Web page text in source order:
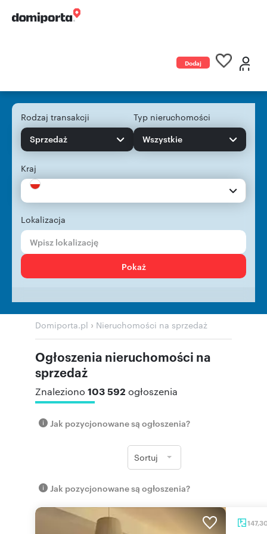
Dodaj
Rodzaj transakcji
Sprzedaż
Typ nieruchomości
Wszystkie
Kraj
Lokalizacja
Pokaż
Domiporta.pl › Nieruchomości na sprzedaż
Ogłoszenia nieruchomości na
sprzedaż
Znaleziono 103 592 ogłoszenia
Jak pozycjonowane są ogłoszenia?
Sortuj
Jak pozycjonowane są ogłoszenia?